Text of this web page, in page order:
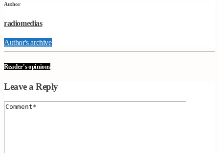
Author
radiomedias
Author's archive
Reader's opinions
Leave a Reply